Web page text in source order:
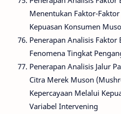
Menentukan Faktor-
Kepuasan Konsumen
Penerapan Analisis Faktor
Fenomena Tingkat
Penerapan Analisis Jalur
Citra Merek Muson
Kepercayaan Melalui
Variabel Intervening